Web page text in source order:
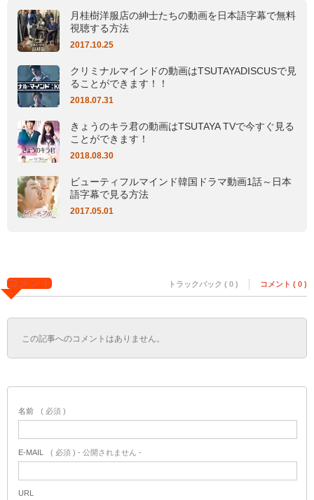
月桂樹洋服店の紳士たちの動画を日本語字幕で無料
視聴する方法
2017.10.25
クリミナルマインドの動画はTSUTAYADISCUSで見
ることができます！！
2018.07.31
きょうのキラ君の動画はTSUTAYA TVで今すぐ見る
ことができます！
2018.08.30
ビューティフルマインド韓国ドラマ動画1話～日本
語字幕で見る方法
2017.05.01
コメント トラックバック ( 0 ) コメント ( 0 )
この記事へのコメントはありません。
名前 ( 必須 )
E-MAIL ( 必須 ) - 公開されません -
URL